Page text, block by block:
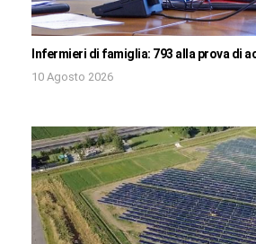
Infermieri di famiglia: 793 alla prova di
10 Agosto 2026